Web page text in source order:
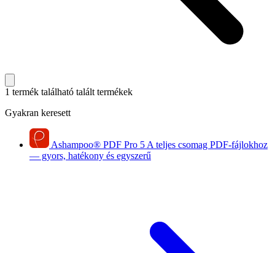
1 termék található talált termékek
Gyakran keresett
Ashampoo® PDF Pro 5 A teljes csomag PDF-fájlokhoz
— gyors, hatékony és egyszerű